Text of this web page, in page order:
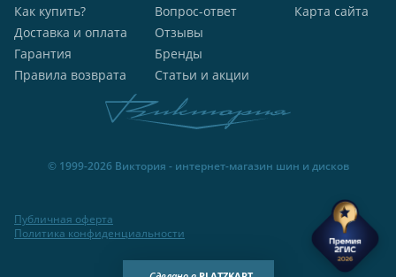
Как купить?
Доставка и оплата
Гарантия
Правила возврата
Вопрос-ответ
Отзывы
Бренды
Статьи и акции
Карта сайта
© 1999-2026 Виктория - интернет-магазин шин и дисков
Публичная оферта
Политика конфиденциальности